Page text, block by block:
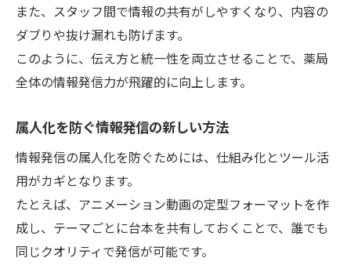
また、スタッフ間で情報の共有がしやすくなり、内容の
ダブりや抜け漏れも防げます。
このように、伝え方と統一性を両立させることで、薬局
全体の情報発信力が飛躍的に向上します。
属人化を防ぐ情報発信の新しい方法
情報発信の属人化を防ぐためには、仕組み化とツール活
用がカギとなります。
たとえば、アニメーション動画の定型フォーマットを作
成し、テーマごとに台本を共有しておくことで、誰でも
同じクオリティで発信が可能です。